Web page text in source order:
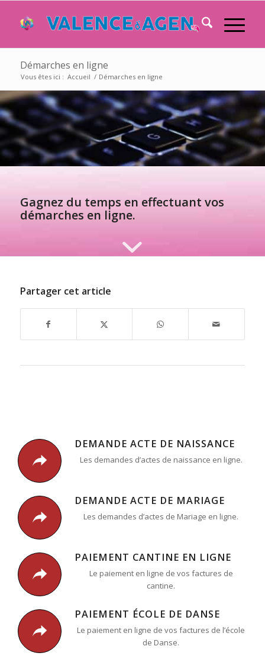
Démarches en ligne
Vous êtes ici : Accueil / Démarches en ligne
Gagnez du temps en effectuant vos
démarches en ligne.
Partager cet article
DEMANDE ACTE DE NAISSANCE
Les demandes d’actes de naissance en ligne.
DEMANDE ACTE DE MARIAGE
Les demandes d’actes de Mariage en ligne.
PAIEMENT CANTINE EN LIGNE
Le paiement en ligne de vos factures de
cantine.
PAIEMENT ÉCOLE DE DANSE
Le paiement en ligne de vos factures de l’école
de Danse.